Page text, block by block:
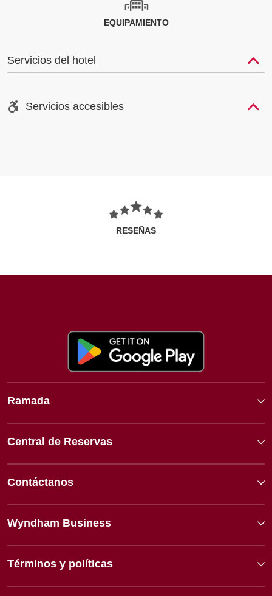
EQUIPAMIENTO
Servicios del hotel
Servicios accesibles
RESEÑAS
Ramada
Central de Reservas
Contáctanos
Wyndham Business
Términos y políticas